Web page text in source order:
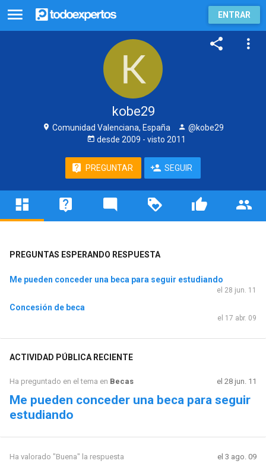
ENTRAR
kobe29
Comunidad Valenciana, España
@kobe29
desde 2009 - visto 2011
PREGUNTAR SEGUIR
PREGUNTAS ESPERANDO RESPUESTA
Me pueden conceder una beca para seguir estudiando
el 28 jun. 11
Concesión de beca
el 17 abr. 09
ACTIVIDAD PÚBLICA RECIENTE
Ha preguntado en el tema en Becas el 28 jun. 11
Me pueden conceder una beca para seguir
estudiando
Ha valorado "Buena" la respuesta el 3 ago. 09